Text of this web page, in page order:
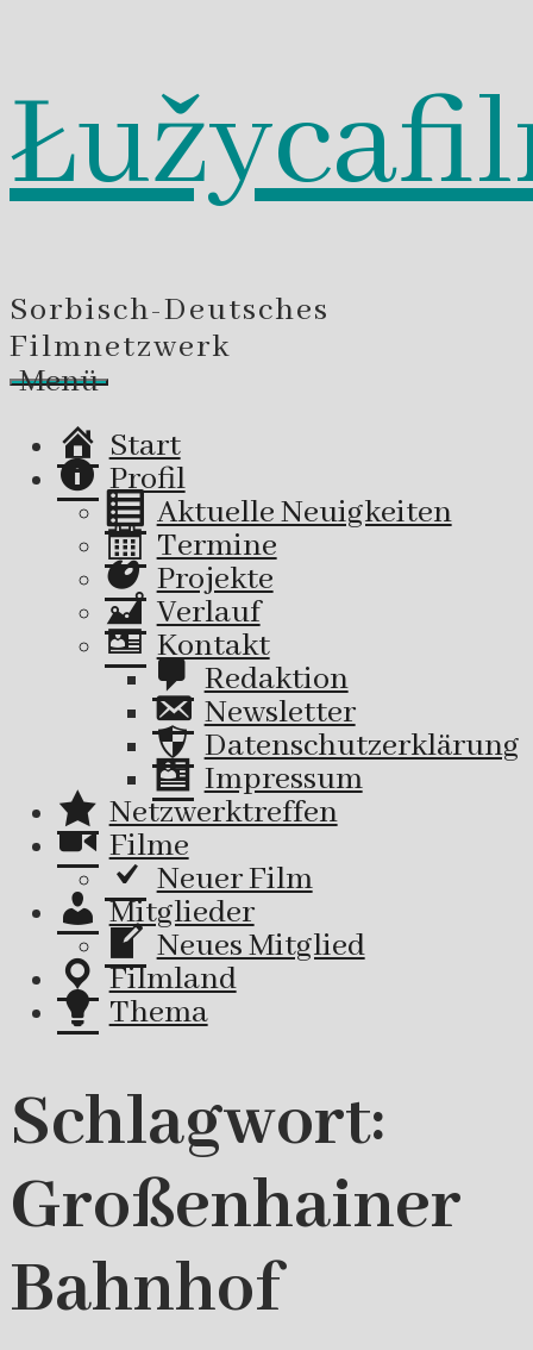
Zum
Inhalt
springen
Sorbisch-Deutsches
Filmnetzwerk
Menü
Start
Profil
Aktuelle Neuigkeiten
Termine
Projekte
Verlauf
Kontakt
Redaktion
Newsletter
Datenschutzerklärung
Impressum
Netzwerktreffen
Filme
Neuer Film
Mitglieder
Neues Mitglied
Filmland
Thema
Schlagwort:
Großenhainer
Bahnhof